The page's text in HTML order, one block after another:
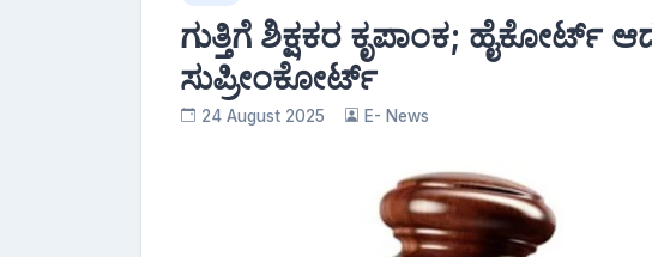
ಗುತ್ತಿಗೆ ಶಿಕ್ಷಕರ ಕೃಪಾಂಕ; ಹೈಕೋರ್ಟ್
ಸುಪ್ರೀಂಕೋರ್ಟ್
24 August 2025 E- News